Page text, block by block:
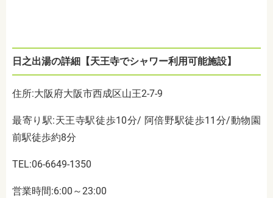
日之出湯の詳細【天王寺でシャワー利用可能施設】
住所:大阪府大阪市西成区山王2-7-9
最寄り駅:天王寺駅徒歩10分/ 阿倍野駅徒歩11分/動物園
前駅徒歩約8分
TEL:06-6649-1350
営業時間:6:00～23:00